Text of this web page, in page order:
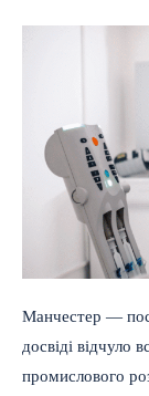
Манчестер —
досвіді відчуло
промислового